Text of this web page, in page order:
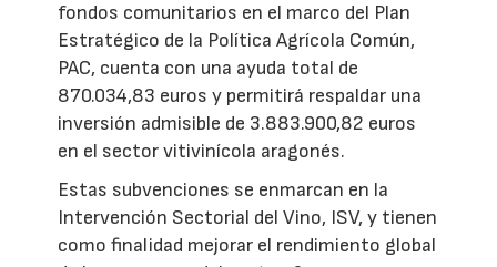
fondos comunitarios en el marco del Plan
Estratégico de la Política Agrícola Común,
PAC, cuenta con una ayuda total de
870.034,83 euros y permitirá respaldar una
inversión admisible de 3.883.900,82 euros
en el sector vitivinícola aragonés.
Estas subvenciones se enmarcan en la
Intervención Sectorial del Vino, ISV, y tienen
como finalidad mejorar el rendimiento global